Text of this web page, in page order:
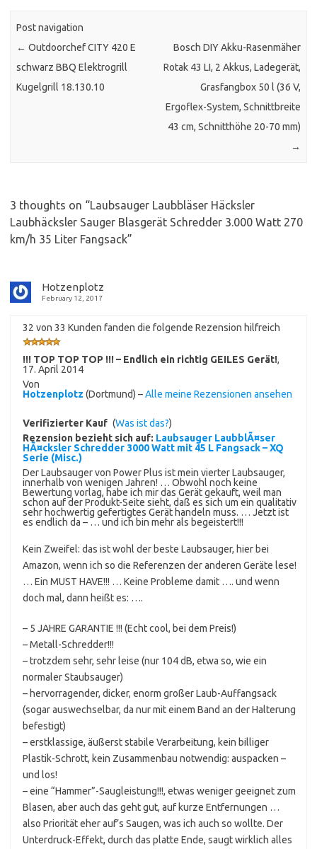
Post navigation
← Outdoorchef CITY 420 E
schwarz BBQ Elektrogrill
Kugelgrill 18.130.10
Bosch DIY Akku-Rasenmäher
Rotak 43 LI, 2 Akkus, Ladegerät,
Grasfangbox 50 l (36 V,
Ergoflex-System, Schnittbreite
43 cm, Schnitthöhe 20-70 mm)
→
3 thoughts on “Laubsauger Laubbläser Häcksler
Laubhäcksler Sauger Blasgerät Schredder 3.000 Watt 270
km/h 35 Liter Fangsack”
Hotzenplotz
February 12, 2017
32 von 33 Kunden fanden die folgende Rezension hilfreich
!!! TOP TOP TOP !!! – Endlich ein richtig GEILES Gerät!,
17. April 2014
Von
Hotzenplotz (Dortmund) –Alle meine Rezensionen ansehen
Verifizierter Kauf (Was ist das?)
Rezension bezieht sich auf: Laubsauger LaubblÃ¤ser
HÃ¤cksler Schredder 3000 Watt mit 45 L Fangsack – XQ
Serie (Misc.)
Der Laubsauger von Power Plus ist mein vierter Laubsauger,
innerhalb von wenigen Jahren! … Obwohl noch keine
Bewertung vorlag, habe ich mir das Gerät gekauft, weil man
schon auf der Produkt-Seite sieht, daß es sich um ein qualitativ
sehr hochwertig gefertigtes Gerät handeln muss. … Jetzt ist
es endlich da – … und ich bin mehr als begeistert!!!
Kein Zweifel: das ist wohl der beste Laubsauger, hier bei
Amazon, wenn ich so die Referenzen der anderen Geräte lese!
… Ein MUST HAVE!!! … Keine Probleme damit …. und wenn
doch mal, dann heißt es: ….
– 5 JAHRE GARANTIE !!! (Echt cool, bei dem Preis!)
– Metall-Schredder!!!
– trotzdem sehr, sehr leise (nur 104 dB, etwa so, wie ein
normaler Staubsauger)
– hervorragender, dicker, enorm großer Laub-Auffangsack
(sogar auswechselbar, da nur mit einem Band an der Halterung
befestigt)
– erstklassige, äußerst stabile Verarbeitung, kein billiger
Plastik-Schrott, kein Zusammenbau notwendig: auspacken –
und los!
– eine “Hammer”-Saugleistung!!!, etwas weniger geeignet zum
Blasen, aber auch das geht gut, auf kurze Entfernungen …
also Priorität eher auf’s Saugen, was ich auch so wollte. Der
Unterdruck-Effekt, durch das platte Ende, saugt wirklich alles